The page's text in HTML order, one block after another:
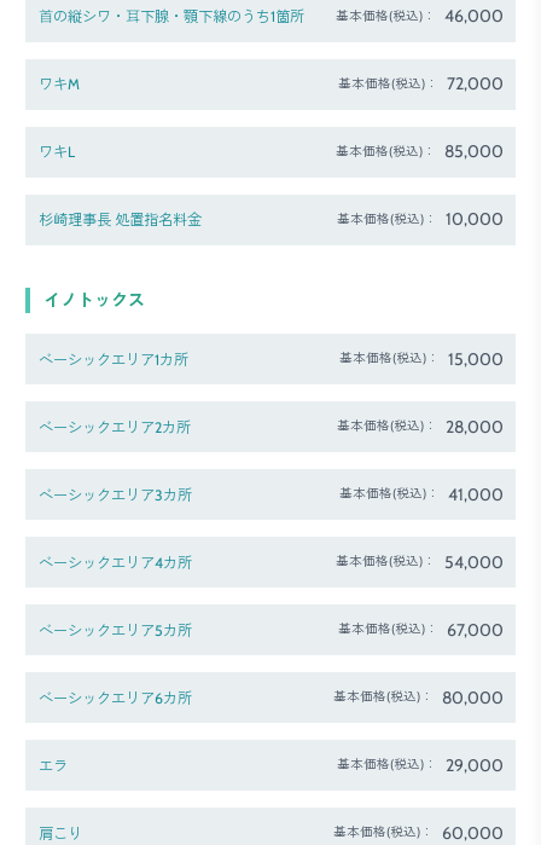
⾸の縦シワ・⽿下腺・顎下線のうち1箇所 基本価格(税込)： 46,000
ワキM 基本価格(税込)： 72,000
ワキL 基本価格(税込)： 85,000
杉崎理事長 処置指名料金 基本価格(税込)： 10,000
イノトックス
ベーシックエリア1カ所 基本価格(税込)： 15,000
ベーシックエリア2カ所 基本価格(税込)： 28,000
ベーシックエリア3カ所 基本価格(税込)： 41,000
ベーシックエリア4カ所 基本価格(税込)： 54,000
ベーシックエリア5カ所 基本価格(税込)： 67,000
ベーシックエリア6カ所 基本価格(税込)： 80,000
エラ 基本価格(税込)： 29,000
肩こり 基本価格(税込)： 60,000